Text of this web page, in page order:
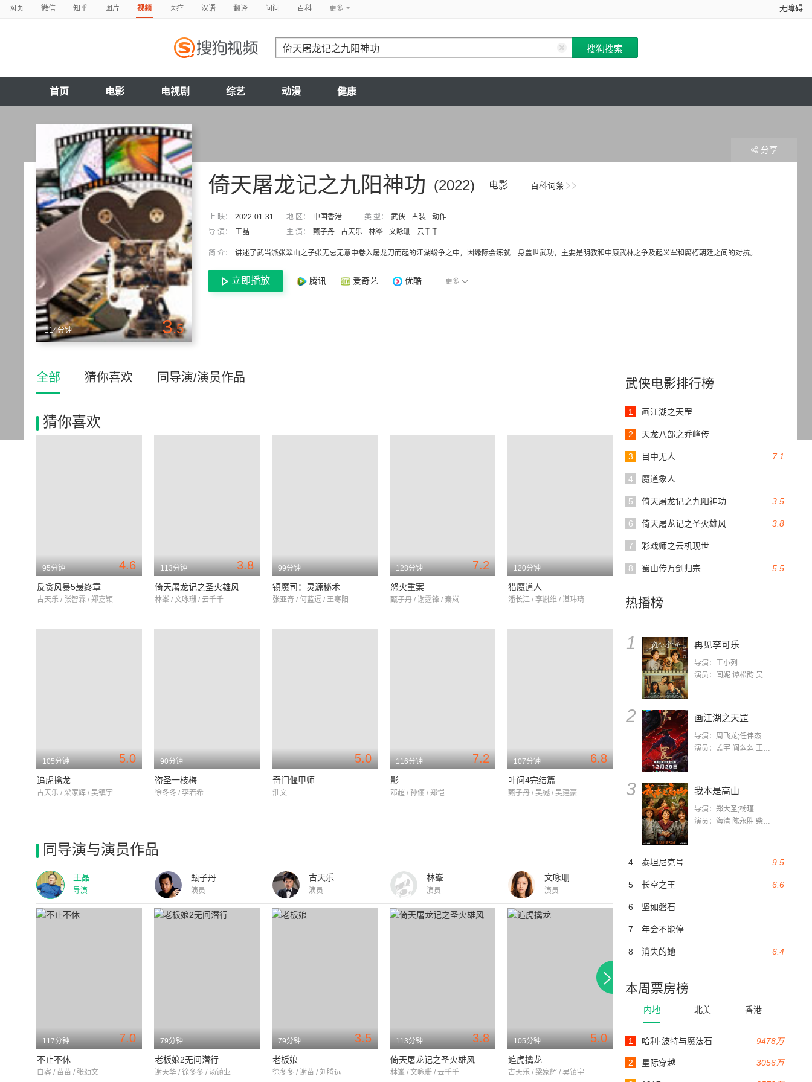
网页 微信 知乎 图片 视频 医疗 汉语 翻译 问问 百科 更多 无障碍
首页 电影 电视剧 综艺 动漫 健康
114分钟 3.5
百科词条
(2022) 电影
倚天屠龙记之九阳神功
上 映： 2022-01-31 地 区： 中国香港 类 型： 武侠 古装
动作
导 演：
王晶 主 演： 甄子丹 古天乐 林峯 文咏珊 云千千
简 介： 讲述了武当派张翠山之子张无忌无意中卷入屠龙刀而起的江湖纷争之中，因缘际会练就一身盖世武功，主要是明教和中原武林之争及起义军和腐朽朝廷之间的对抗。
立即播放 腾讯 爱奇艺 优酷 更多
分享
武侠电影排行榜
1 画江湖之天罡
2 天龙八部之乔峰传
7.1
3 目中无人
4 魔道象人
3.5
5 倚天屠龙记之九阳神功
3.8
6 倚天屠龙记之圣火雄风
7 彩戏师之云机现世
5.5
8 蜀山传万剑归宗
热播榜
1 再见李可乐
导演：王小列
演员：闫妮 谭松韵 吴京 蒋龙 赵小棠 冯雷 李虎城 平安 小七 小可乐
2 画江湖之天罡
导演：周飞龙;任伟杰
演员：孟宇 阎么么 王凯 郭政建 阎萌萌 杨默 高枫 齐斯伽 刘芊含 马程
3 我本是高山
导演：郑大圣;杨瑾
演员：海清 陈永胜 柴烨 王玥婷 万国鹏 美朵达瓦 赵瑞婷 罗解艳 郭莉娜 潘家艳
9.5
4 泰坦尼克号
6.6
5 长空之王
6 坚如磐石
7 年会不能停
6.4
8 消失的她
本周票房榜
内地 北美 香港
9478万
1 哈利·波特与魔法石
3056万
2 星际穿越
全部 猜你喜欢 同导演/演员作品
猜你喜欢
4.6
95分钟
反贪风暴5最终章
古天乐 / 张智霖 / 郑嘉颖
3.8
113分钟
倚天屠龙记之圣火雄风
林峯 / 文咏珊 / 云千千
99分钟
镇魔司：灵源秘术
张亚奇 / 何蓝逗 / 王寒阳
7.2
128分钟
怒火重案
甄子丹 / 谢霆锋 / 秦岚
120分钟
猎魔道人
潘长江 / 李胤维 / 谌玮琦
5.0
105分钟
追虎擒龙
古天乐 / 梁家辉 / 吴镇宇
90分钟
盗圣一枝梅
徐冬冬 / 李若希
5.0
奇门偃甲师
淮文
7.2
116分钟
影
邓超 / 孙俪 / 郑恺
6.8
107分钟
叶问4完结篇
甄子丹 / 吴樾 / 吴建豪
同导演与演员作品
王晶
导演
甄子丹
演员
古天乐
演员
林峯
演员
文咏珊
演员
7.0
117分钟
不止不休
白客 / 苗苗 / 张颂文
79分钟
老板娘2无间潜行
谢天华 / 徐冬冬 / 汤镇业
3.5
79分钟
老板娘
徐冬冬 / 谢苗 / 刘腾远
3.8
113分钟
倚天屠龙记之圣火雄风
林峯 / 文咏珊 / 云千千
5.0
105分钟
追虎擒龙
古天乐 / 梁家辉 / 吴镇宇
5.4
103分钟
追龙Ⅱ
128分钟
追龙